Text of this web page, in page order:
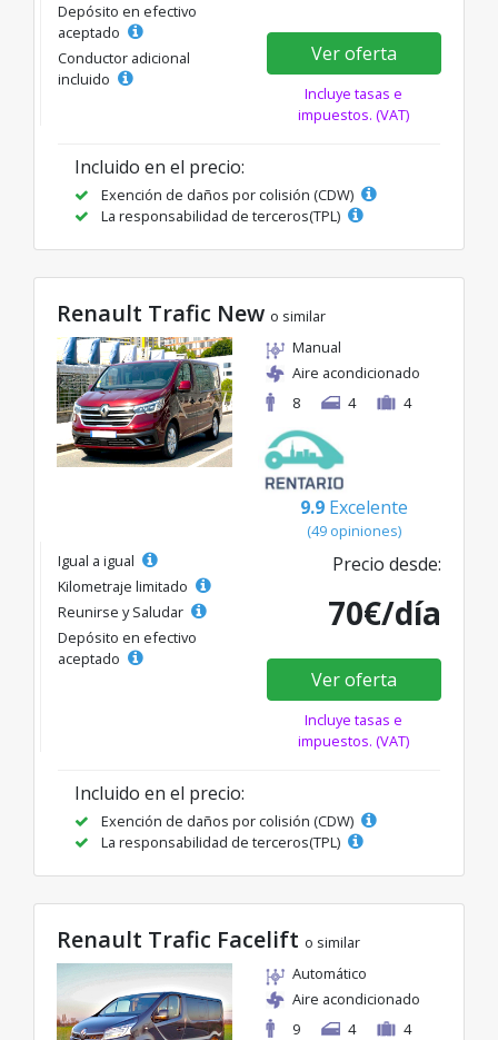
Depósito en efectivo
aceptado
Conductor adicional
incluido
Ver oferta
Incluye tasas e
impuestos. (VAT)
Incluido en el precio:
Exención de daños por colisión (CDW)
La responsabilidad de terceros(TPL)
Renault Trafic New o similar
Manual
Aire acondicionado
8
4 4
9.9 Excelente
(49 opiniones)
Igual a igual
Kilometraje limitado
Reunirse y Saludar
Depósito en efectivo
aceptado
Precio desde:
70€/día
Ver oferta
Incluye tasas e
impuestos. (VAT)
Incluido en el precio:
Exención de daños por colisión (CDW)
La responsabilidad de terceros(TPL)
Renault Trafic Facelift o similar
Automático
Aire acondicionado
9
4 4